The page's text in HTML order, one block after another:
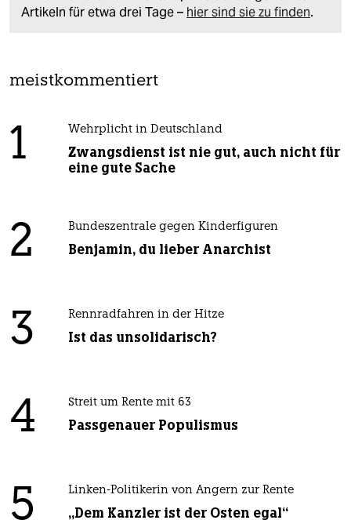
Artikeln für etwa drei Tage – hier sind sie zu finden.
meistkommentiert
1 Wehrplicht in Deutschland
Zwangsdienst ist nie gut, auch nicht für
eine gute Sache
2 Bundeszentrale gegen Kinderfiguren
Benjamin, du lieber Anarchist
3 Rennradfahren in der Hitze
Ist das unsolidarisch?
4 Streit um Rente mit 63
Passgenauer Populismus
5 Linken-Politikerin von Angern zur Rente
„Dem Kanzler ist der Osten egal“